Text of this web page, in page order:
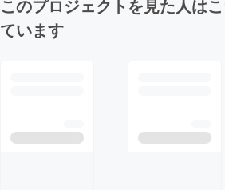
このプロジェクトを見た人は
ています